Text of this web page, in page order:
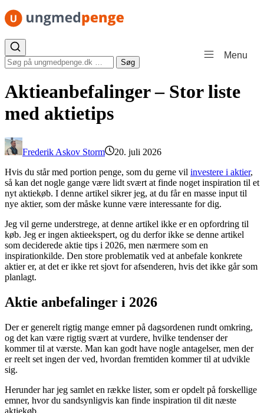
Spring til indhold
Menu
Søg efter: Søg
Aktieanbefalinger – Stor liste
med aktietips
Frederik Askov Storm
20. juli 2026
Hvis du står med portion penge, som du gerne vil investere i aktier,
så kan det nogle gange være lidt svært at finde noget inspiration til et
nyt aktiekøb. I denne artikel sikrer jeg, at du får en masse input til
nye aktier, som der måske kunne være interessante for dig.
Jeg vil gerne understrege, at denne artikel ikke er en opfordring til
køb. Jeg er ingen aktieekspert, og du derfor ikke se denne artikel
som deciderede aktie tips i 2026, men nærmere som en
inspirationkilde. Den store problematik ved at anbefale konkrete
aktier er, at det er ikke ret sjovt for afsenderen, hvis det ikke går som
planlagt.
Aktie anbefalinger i 2026
Der er generelt rigtig mange emner på dagsordenen rundt omkring,
og det kan være rigtig svært at vurdere, hvilke tendenser der
kommer til at værste. Man kan godt have nogle antagelser, men der
er reelt set ingen der ved, hvordan fremtiden kommer til at udvikle
sig.
Herunder har jeg samlet en række lister, som er opdelt på forskellige
emner, hvor du sandsynligvis kan finde inspiration til dit næste
aktiekøb.